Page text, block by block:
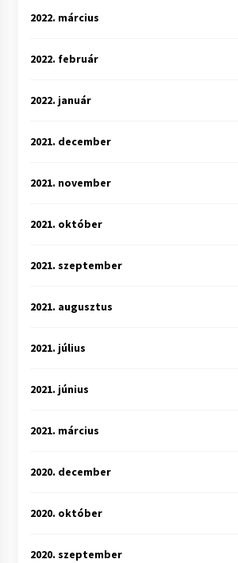
2022. március
2022. február
2022. január
2021. december
2021. november
2021. október
2021. szeptember
2021. augusztus
2021. július
2021. június
2021. március
2020. december
2020. október
2020. szeptember